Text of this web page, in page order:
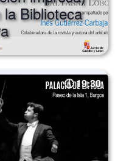
impresa) –
Biblioteca
19:30